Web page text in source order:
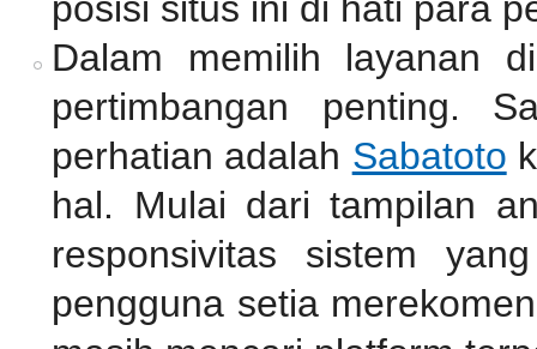
Dalam memilih layanan
pertimbangan penting.
perhatian adalah Sabatoto
hal. Mulai dari tampilan
responsivitas sistem
pengguna setia